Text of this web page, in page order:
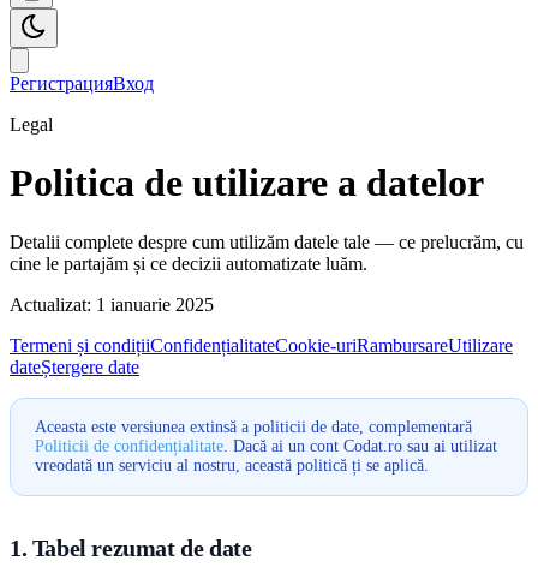
РегистрацияВход
Legal
Politica de utilizare a datelor
Detalii complete despre cum utilizăm datele tale — ce prelucrăm, cu
cine le partajăm și ce decizii automatizate luăm.
Actualizat: 1 ianuarie 2025
Termeni și condițiiConfidențialitateCookie-uriRambursareUtilizare
dateȘtergere date
Aceasta este versiunea extinsă a politicii de date, complementară
Politicii de confidențialitate . Dacă ai un cont Codat.ro sau ai utilizat
vreodată un serviciu al nostru, această politică ți se aplică.
1. Tabel rezumat de date